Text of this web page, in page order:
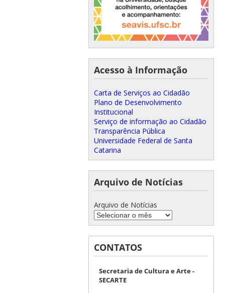
Acesso à Informação
Carta de Serviços ao Cidadão
Plano de Desenvolvimento
Institucional
Serviço de informação ao Cidadão
Transparência Pública
Universidade Federal de Santa
Catarina
Arquivo de Notícias
Arquivo de Notícias
CONTATOS
Secretaria de Cultura e Arte -
SECARTE